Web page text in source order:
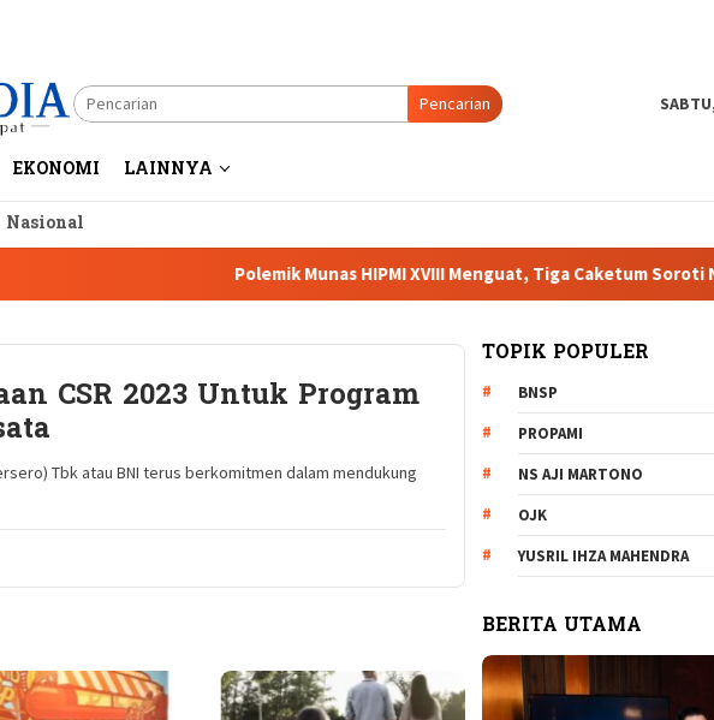
Pencarian
EKONOMI LAINNYA
Polemik Munas HIPMI XVIII Menguat, Tiga Caketum Soroti
CSR 2023 Untuk Program
Tbk atau BNI terus berkomitmen dalam mendukung
TOPIK POPULER
BNSP
PROPAMI
NS AJI MARTONO
OJK
YUSRIL IHZA MAHENDRA
BERITA UTAMA